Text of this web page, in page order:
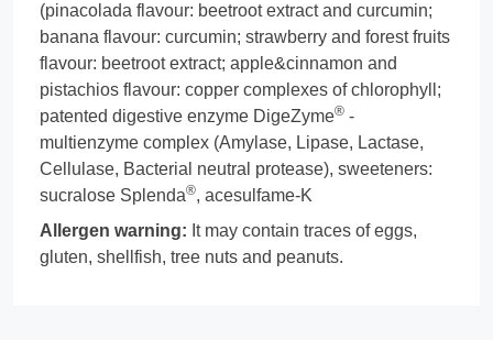
(pinacolada flavour: beetroot extract and curcumin;
banana flavour: curcumin; strawberry and forest fruits
flavour: beetroot extract; apple&cinnamon and
pistachios flavour: copper complexes of chlorophyll;
patented digestive enzyme DigeZyme® -
multienzyme complex (Amylase, Lipase, Lactase,
Cellulase, Bacterial neutral protease), sweeteners:
sucralose Splenda®, acesulfame-K
Allergen warning: It may contain traces of eggs,
gluten, shellfish, tree nuts and peanuts.